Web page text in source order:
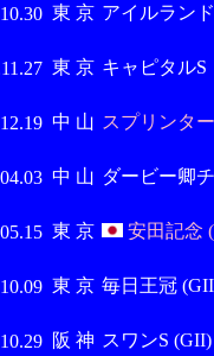
東 京 アイルラン
東 京 キャピタルS
中 山 スプリンタ
中 山 ダービー卿
東 京 安田記念
東 京 毎日王冠
阪 神 スワンS (GII)